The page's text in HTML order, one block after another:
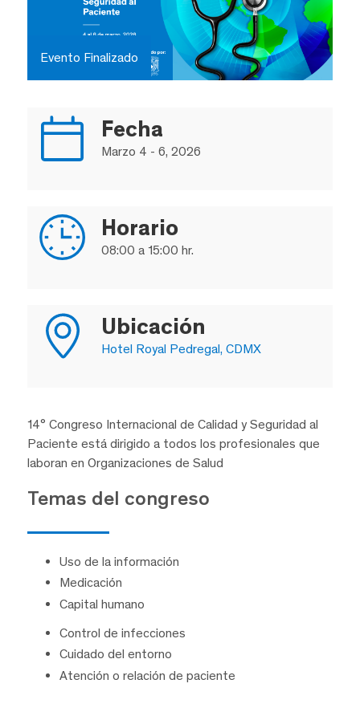
Evento Finalizado
Fecha
Marzo 4 - 6, 2026
Horario
08:00 a 15:00 hr.
Ubicación
Hotel Royal Pedregal, CDMX
14° Congreso Internacional de Calidad y Seguridad al
Paciente está dirigido a todos los profesionales que
laboran en Organizaciones de Salud
Temas del congreso
Uso de la información
Medicación
Capital humano
Control de infecciones
Cuidado del entorno
Atención o relación de paciente